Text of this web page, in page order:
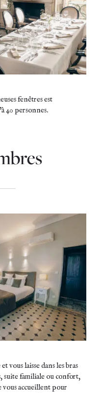
fenêtres est
40 personnes.
vous laisse dans les bras
suite familiale ou confort,
vous accueillent pour